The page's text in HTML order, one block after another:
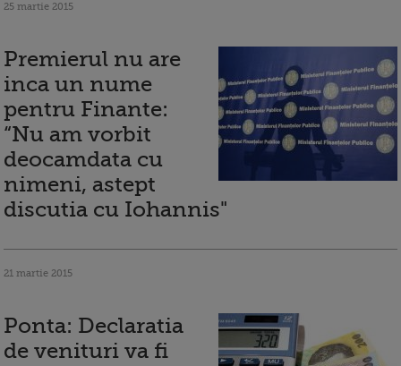
25 martie 2015
Premierul nu are
inca un nume
pentru Finante:
“Nu am vorbit
deocamdata cu
nimeni, astept
discutia cu Iohannis"
21 martie 2015
Ponta: Declaratia
de venituri va fi